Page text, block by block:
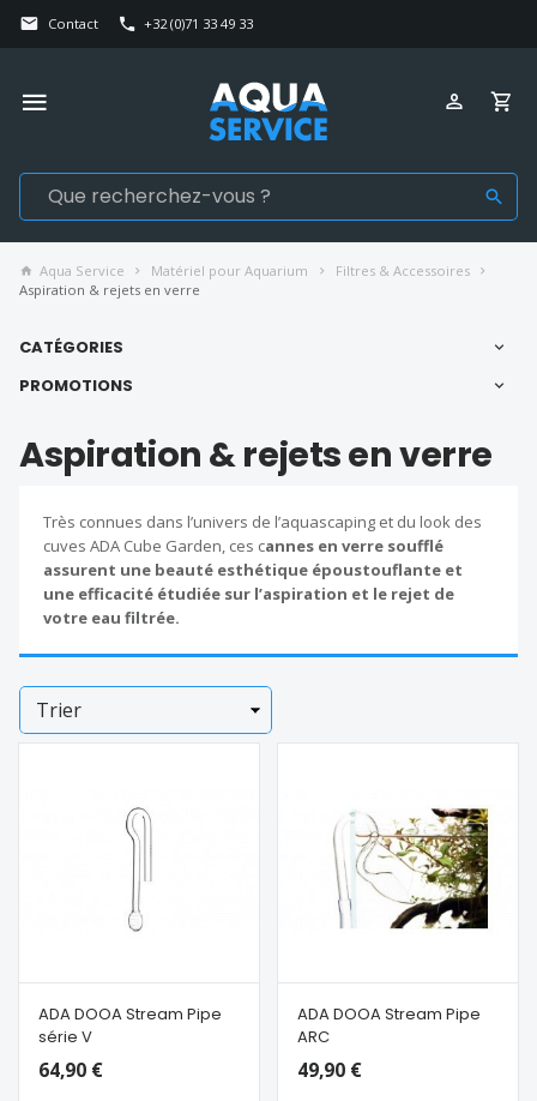
Contact +32 (0)71 33 49 33
Aqua Service Matériel pour Aquarium
Filtres & Accessoires
Aspiration & rejets en verre
CATÉGORIES
PROMOTIONS
Aspiration & rejets en verre
Très connues dans l’univers de l’aquascaping et du look des
cuves ADA Cube Garden, ces cannes en verre soufflé
assurent une beauté esthétique époustouflante et
une efficacité étudiée sur l’aspiration et le rejet de
votre eau filtrée.
Trier
ADA DOOA Stream Pipe
série V
64,90 €
ADA DOOA Stream Pipe
ARC
49,90 €